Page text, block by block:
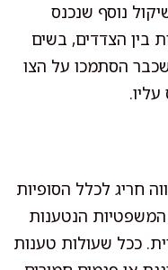
נוסף שנכנס
בין הצדדים, בשים
הסתמכו על הצו
חריג לכלל הסופיות
הנטענות
ככל שעולות טענות